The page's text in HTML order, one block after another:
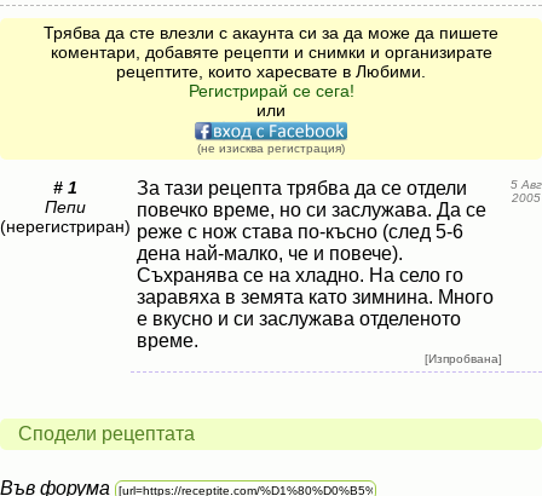
Трябва да сте влезли с акаунта си за да може да пишете
коментари, добавяте рецепти и снимки и организирате
рецептите, които харесвате в Любими.
Регистрирай се сега!
или
(не изисква регистрация)
# 1
Пепи
(нерегистриран)
За тази рецепта трябва да се отдели
повечко време, но си заслужава. Да се
реже с нож става по-късно (след 5-6
дена най-малко, че и повече).
Съхранява се на хладно. На село го
заравяха в земята като зимнина. Много
е вкусно и си заслужава отделеното
време.
[Изпробвана]
5 Авг
2005
Сподели рецептата
Във форума